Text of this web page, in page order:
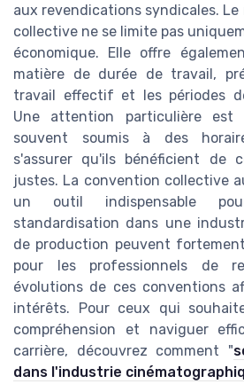
aux revendications syndicales.
collective ne se limite pas
économique. Elle offre
matière de durée de travail,
travail effectif et les périodes
Une attention particulière est
souvent soumis à des
s'assurer qu'ils bénéficient de
justes. La convention collective
un outil indispensable
standardisation dans une
de production peuvent
pour les professionnels de
évolutions de ces conventions
intérêts. Pour ceux qui
compréhension et naviguer
carrière, découvrez comment "
dans l'industrie